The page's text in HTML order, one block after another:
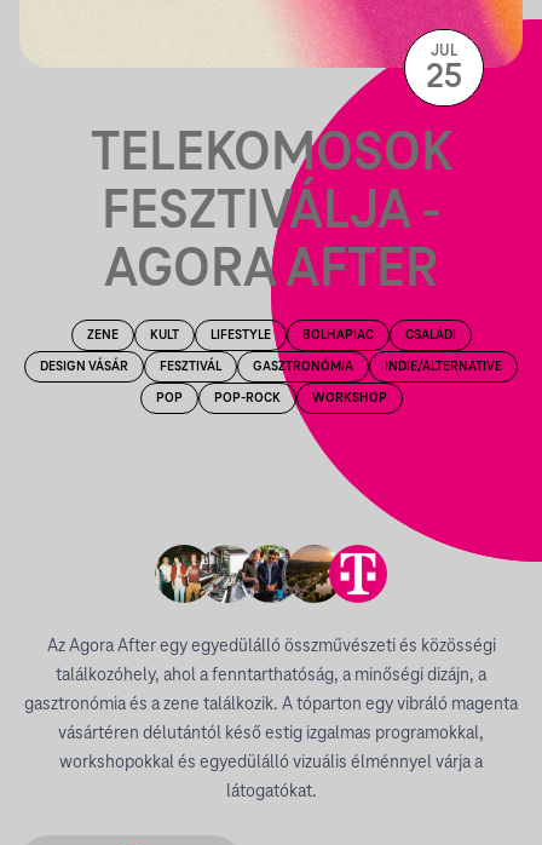
TELEKOMOSOK
FESZTIVÁLJA -
AGORA AFTER
ZENE KULT LIFESTYLE BOLHAPIAC CSALÁDI
DESIGN VÁSÁR FESZTIVÁL GASZTRONÓMIA INDIE/ALTERNATIVE
POP POP-ROCK WORKSHOP
Az Agora After egy egyedülálló összművészeti és közösségi
találkozóhely, ahol a fenntarthatóság, a minőségi dizájn, a
gasztronómia és a zene találkozik. A tóparton egy vibráló magenta
vásártéren délutántól késő estig izgalmas programokkal,
workshopokkal és egyedülálló vizuális élménnyel várja a
látogatókat.
JUL
25